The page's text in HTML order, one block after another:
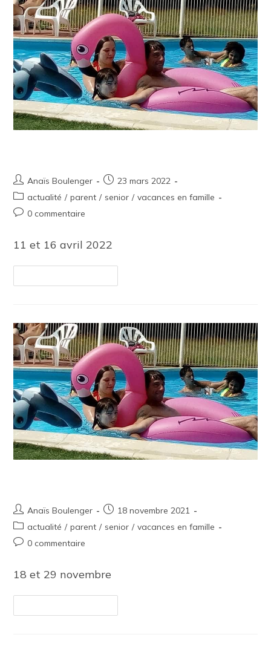
Anaïs Boulenger
23 mars 2022
actualité / parent / senior / vacances en famille
0 commentaire
11 et 16 avril 2022
Anaïs Boulenger
18 novembre 2021
actualité / parent / senior / vacances en famille
0 commentaire
18 et 29 novembre